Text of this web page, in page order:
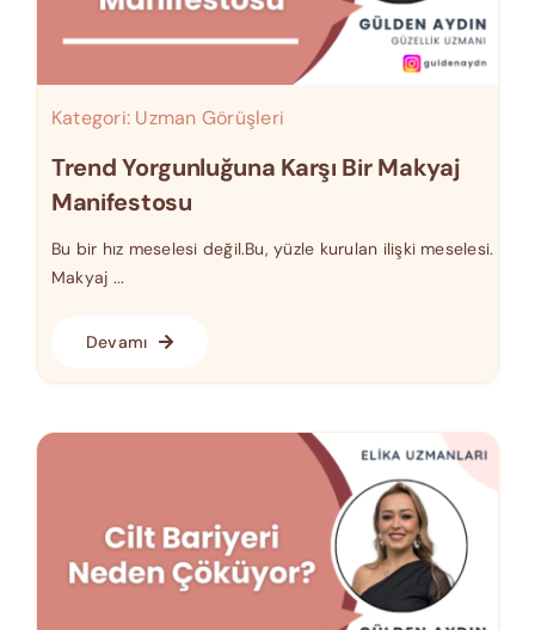
Kategori: Uzman Görüşleri
Trend Yorgunluğuna Karşı Bir Makyaj
Manifestosu
Bu bir hız meselesi değil.Bu, yüzle kurulan ilişki meselesi.
Makyaj ...
Devamı